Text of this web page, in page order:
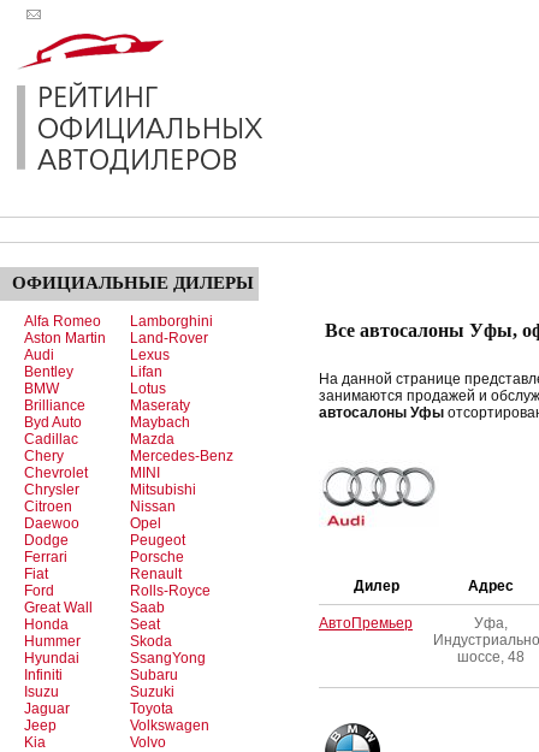
ОФИЦИАЛЬНЫЕ ДИЛЕРЫ
Alfa Romeo
Aston Martin
Audi
Bentley
BMW
Brilliance
Byd Auto
Cadillac
Chery
Chevrolet
Chrysler
Citroen
Daewoo
Dodge
Ferrari
Fiat
Ford
Great Wall
Honda
Hummer
Hyundai
Infiniti
Isuzu
Jaguar
Jeep
Kia
Lamborghini
Land-Rover
Lexus
Lifan
Lotus
Maseraty
Maybach
Mazda
Mercedes-Benz
MINI
Mitsubishi
Nissan
Opel
Peugeot
Porsche
Renault
Rolls-Royce
Saab
Seat
Skoda
SsangYong
Subaru
Suzuki
Toyota
Volkswagen
Volvo
Все автосалоны Уфы,
На данной странице
занимаются продажей и
автосалоны Уфы
Дилер Адрес
АвтоПремьер
Уфа,
шоссе, 48